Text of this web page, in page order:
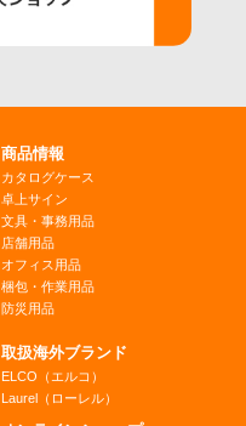
商品情報
カタログケース
卓上サイン
文具・事務用品
店舗用品
オフィス用品
梱包・作業用品
防災用品
取扱海外ブランド
ELCO（エルコ）
Laurel（ローレル）